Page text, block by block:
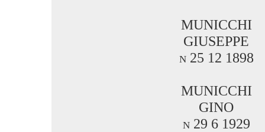
MUNICCHI
GIUSEPPE
n 25 12 1898
MUNICCHI
GINO
n 29 6 1929